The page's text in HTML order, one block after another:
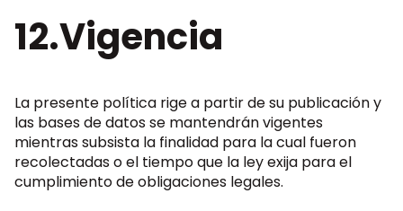
12.Vigencia
La presente política rige a partir de su publicación y
las bases de datos se mantendrán vigentes
mientras subsista la finalidad para la cual fueron
recolectadas o el tiempo que la ley exija para el
cumplimiento de obligaciones legales.